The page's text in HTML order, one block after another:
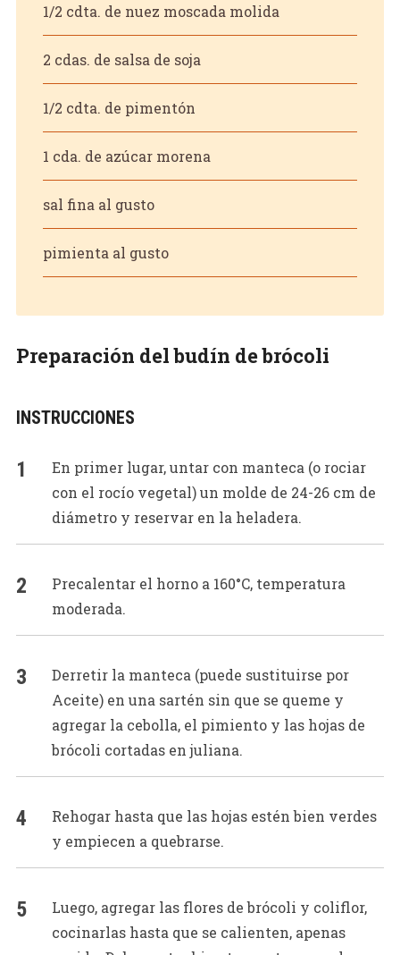
1/2 cdta. de nuez moscada molida
2 cdas. de salsa de soja
1/2 cdta. de pimentón
1 cda. de azúcar morena
sal fina al gusto
pimienta al gusto
Preparación del budín de brócoli
INSTRUCCIONES
En primer lugar, untar con manteca (o rociar
con el rocío vegetal) un molde de 24-26 cm de
diámetro y reservar en la heladera.
Precalentar el horno a 160°C, temperatura
moderada.
Derretir la manteca (puede sustituirse por
Aceite) en una sartén sin que se queme y
agregar la cebolla, el pimiento y las hojas de
brócoli cortadas en juliana.
Rehogar hasta que las hojas estén bien verdes
y empiecen a quebrarse.
Luego, agregar las flores de brócoli y coliflor,
cocinarlas hasta que se calienten, apenas